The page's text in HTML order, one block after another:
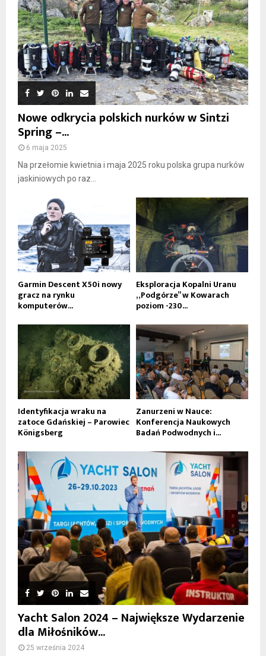
Nowe odkrycia polskich nurków w Sintzi
Spring –...
6 maja 2025
Na przełomie kwietnia i maja 2025 roku polska grupa nurków
jaskiniowych po raz...
Garmin Descent X50i nowy
gracz na rynku
komputerów...
Eksploracja Kopalni Uranu
„Podgórze” w Kowarach
poziom -230...
Identyfikacja wraku na
zatoce Gdańskiej – Parowiec
Königsberg
Zanurzeni w Nauce:
Konferencja Naukowych
Badań Podwodnych i...
Yacht Salon 2024 – Największe Wydarzenie
dla Miłośników...
25 września 2024